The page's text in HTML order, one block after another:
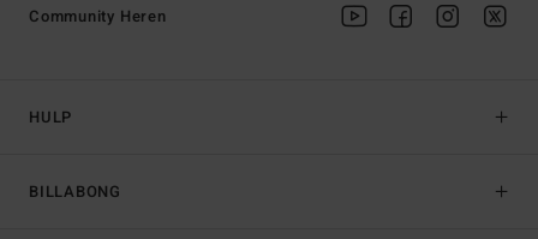
HULP
BILLABONG
Community Heren